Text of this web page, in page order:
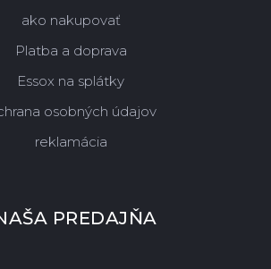
ako nakupovať
Platba a doprava
Essox na splátky
osobných údajov
reklamácia
PREDAJŇA